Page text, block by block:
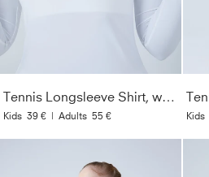
Tennis Longsleeve Shirt, weiß
Kids 39 € | Adults 55 € Kids